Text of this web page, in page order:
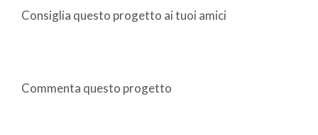
Consiglia questo progetto ai tuoi amici
Commenta questo progetto